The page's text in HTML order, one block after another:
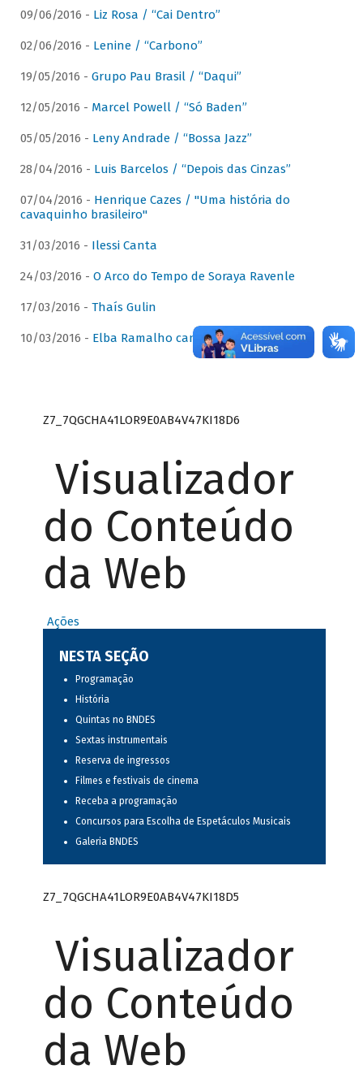
09/06/2016 - Liz Rosa / “Cai Dentro”
02/06/2016 - Lenine / “Carbono”
19/05/2016 - Grupo Pau Brasil / “Daqui”
12/05/2016 - Marcel Powell / “Só Baden”
05/05/2016 - Leny Andrade / “Bossa Jazz”
28/04/2016 - Luis Barcelos / “Depois das Cinzas”
07/04/2016 - Henrique Cazes / "Uma história do
cavaquinho brasileiro"
31/03/2016 - Ilessi Canta
24/03/2016 - O Arco do Tempo de Soraya Ravenle
17/03/2016 - Thaís Gulin
10/03/2016 - Elba Ramalho canta Dominguinhos
Z7_7QGCHA41LOR9E0AB4V47KI18D6
Visualizador
do Conteúdo
da Web
Ações
NESTA SEÇÃO
Programação
História
Quintas no BNDES
Sextas instrumentais
Reserva de ingressos
Filmes e festivais de cinema
Receba a programação
Concursos para Escolha de Espetáculos Musicais
Galeria BNDES
Z7_7QGCHA41LOR9E0AB4V47KI18D5
Visualizador
do Conteúdo
da Web